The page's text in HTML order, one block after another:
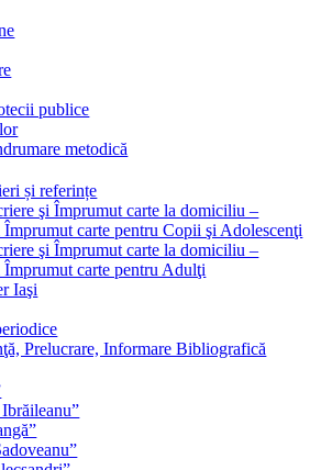
publice
metodică
și referințe
şi Împrumut carte la domiciliu –
carte pentru Copii şi Adolescenţi
şi Împrumut carte la domiciliu –
carte pentru Adulţi
Iaşi
Prelucrare, Informare Bibliografică